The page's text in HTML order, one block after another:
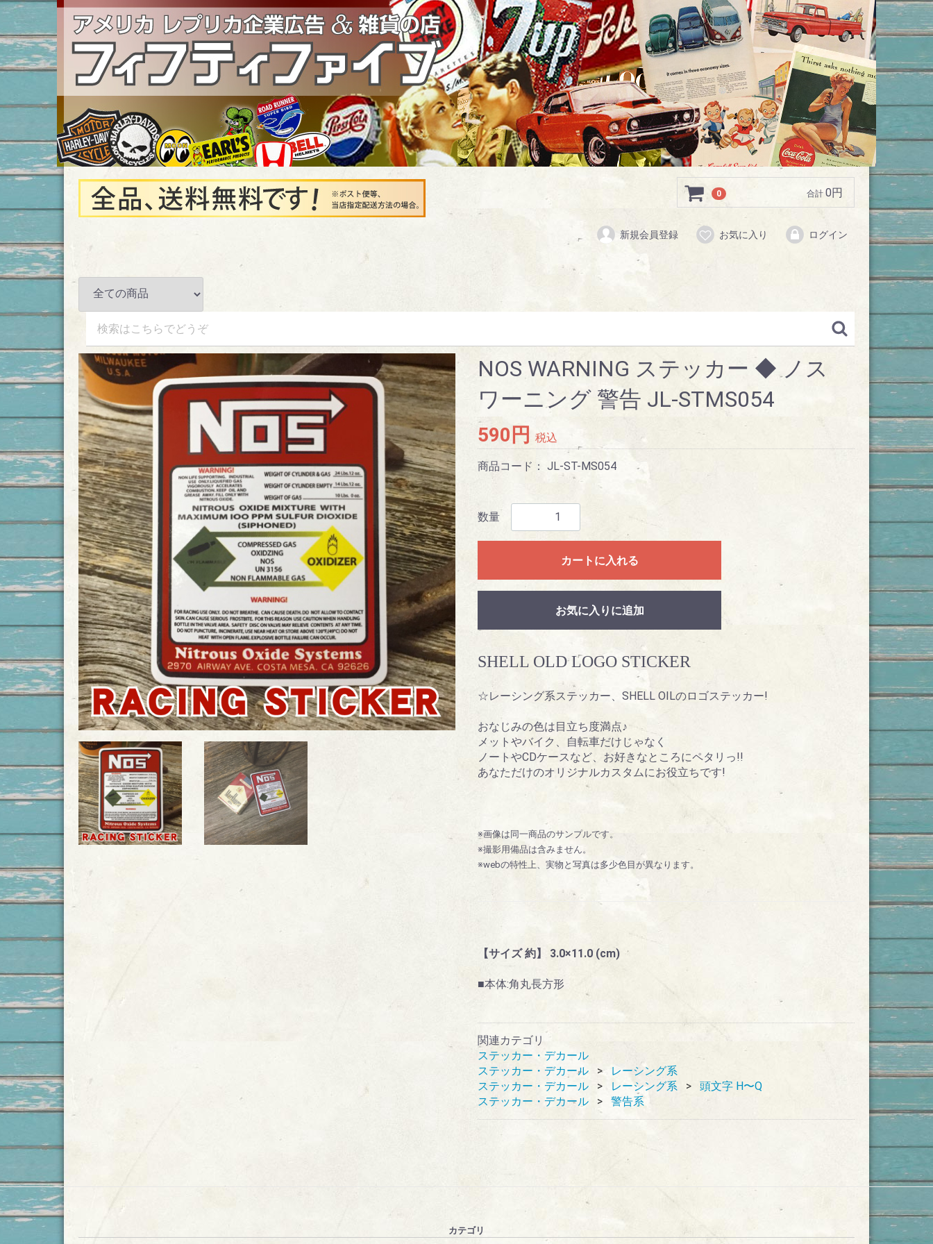
新規会員登録 お気に入り ログイン
0 合計 0円
NOS WARNING ステッカー ◆ ノス
ワーニング 警告 JL-STMS054
590円 税込
商品コード： JL-ST-MS054
数量
カートに入れる
お気に入りに追加
SHELL OLD LOGO STICKER
☆レーシング系ステッカー、SHELL OILのロゴステッカー!
おなじみの色は目立ち度満点♪
メットやバイク、自転車だけじゃなく
ノートやCDケースなど、お好きなところにペタリっ!!
あなただけのオリジナルカスタムにお役立ちです!
※画像は同一商品のサンプルです。
※撮影用備品は含みません。
※webの特性上、実物と写真は多少色目が異なります。
【サイズ 約】 3.0×11.0 (cm)
■本体:角丸長方形
関連カテゴリ
ステッカー・デカール
ステッカー・デカール
レーシング系
ステッカー・デカール
レーシング系
頭文字 H〜Q
ステッカー・デカール
警告系
カテゴリ